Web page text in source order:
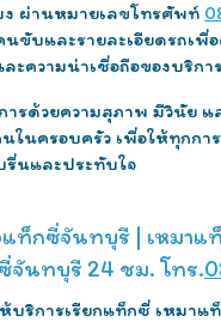
ผ่านหมายเลขโทรศัพท์
ขับและรายละเอียดรถเพื่
ะความน่าเชื่อถือของบริกา
ารด้วยความสุภาพ มีวินัย
ในครอบครัว เพื่อให้ทุกกา
รื่นและประทับใจ
ท็กซี่จันทบุรี | เหมาแ
จันทบุรี 24 ชม. โทร.
บริการเรียกแท็กซี่ เหมาแ